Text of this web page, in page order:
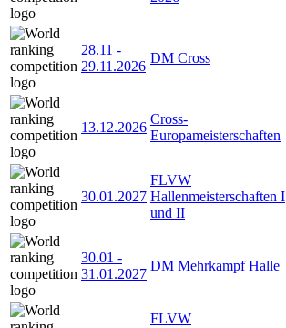
28.11 -
29.11.2026
DM Cross
13.12.2026
Cross-
Europameisterschaften
30.01.2027
FLVW
Hallenmeisterschaften I
und II
30.01 -
31.01.2027
DM Mehrkampf Halle
FLVW